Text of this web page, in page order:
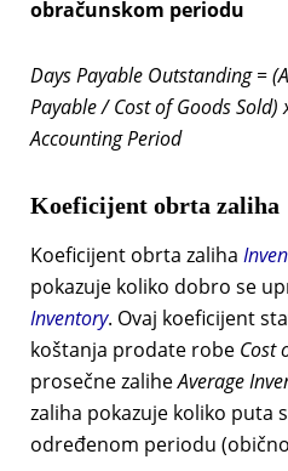
obračunskom periodu
Days Payable Outstanding =
Payable / Cost of Goods
Accounting Period
Koeficijent obrta zaliha
Koeficijent obrta zaliha
pokazuje koliko dobro se
Inventory. Ovaj koeficijent
koštanja prodate robeCost
prosečne zaliheAverage
zaliha pokazuje koliko puta
određenom periodu